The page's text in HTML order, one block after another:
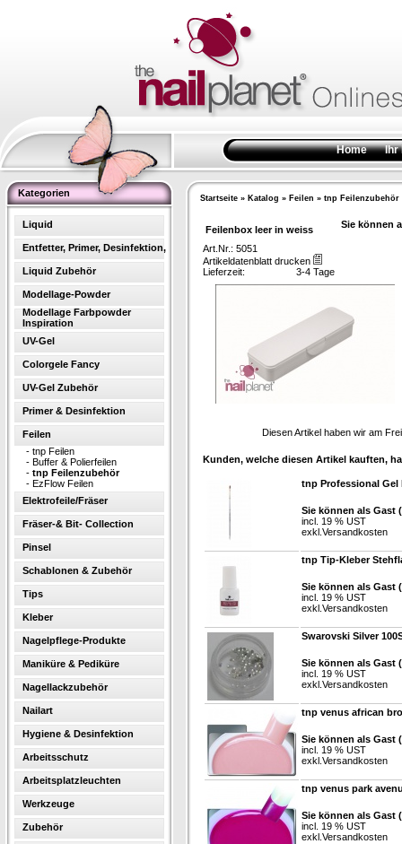
Home Ihr
Kategorien
Liquid
Entfetter, Primer, Desinfektion,
Liquid Zubehör
Modellage-Powder
Modellage Farbpowder
Inspiration
UV-Gel
Colorgele Fancy
UV-Gel Zubehör
Primer & Desinfektion
Feilen
- tnp Feilen
- Buffer & Polierfeilen
- tnp Feilenzubehör
- EzFlow Feilen
Elektrofeile/Fräser
Fräser-& Bit- Collection
Pinsel
Schablonen & Zubehör
Tips
Kleber
Nagelpflege-Produkte
Maniküre & Pediküre
Nagellackzubehör
Nailart
Hygiene & Desinfektion
Arbeitsschutz
Arbeitsplatzleuchten
Werkzeuge
Zubehör
Startseite » Katalog » Feilen » tnp Feilenzubehör
Feilenbox leer in weiss Sie können
Art.Nr.: 5051
Artikeldatenblatt drucken
Lieferzeit:
3-4 Tage
Diesen Artikel haben wir am
Kunden, welche diesen Artikel kauften,
tnp Professional Gel
Sie können als Gast
incl. 19 % UST
exkl. Versandkosten
tnp Tip-Kleber
Sie können als Gast
incl. 19 % UST
exkl. Versandkosten
Swarovski Silver
Sie können als Gast
incl. 19 % UST
exkl. Versandkosten
tnp venus african
Sie können als Gast
incl. 19 % UST
exkl. Versandkosten
tnp venus park
Sie können als Gast
incl. 19 % UST
exkl. Versandkosten